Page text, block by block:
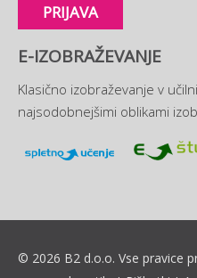
PRIJAVA
E-IZOBRAŽEVANJE
Klasično izobraževanje v
najsodobnejšimi oblikami
© 2026 B2 d.o.o. Vse pravice